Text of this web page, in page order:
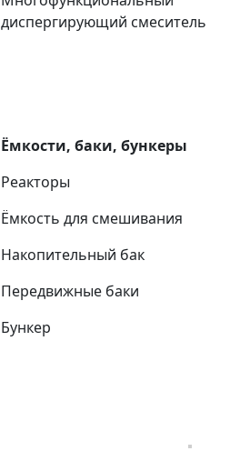
диспергирующий смеситель
Ёмкости, баки, бункеры
Реакторы
Ёмкость для смешивания
Накопительный бак
Передвижные баки
Бункер